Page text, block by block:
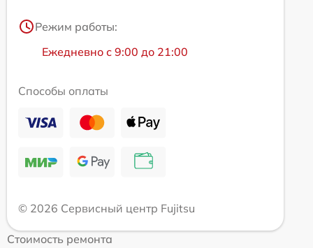
Режим работы:
Ежедневно с 9:00 до 21:00
Способы оплаты
© 2026 Сервисный центр Fujitsu
Стоимость ремонта